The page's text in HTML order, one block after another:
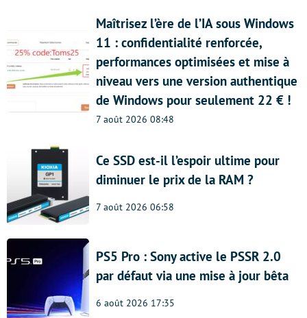
Maîtrisez l’ère de l’IA sous Windows
11 : confidentialité renforcée,
performances optimisées et mise à
niveau vers une version authentique
de Windows pour seulement 22 € !
7 août 2026 08:48
Ce SSD est-il l’espoir ultime pour
diminuer le prix de la RAM ?
7 août 2026 06:58
PS5 Pro : Sony active le PSSR 2.0
par défaut via une mise à jour bêta
6 août 2026 17:35